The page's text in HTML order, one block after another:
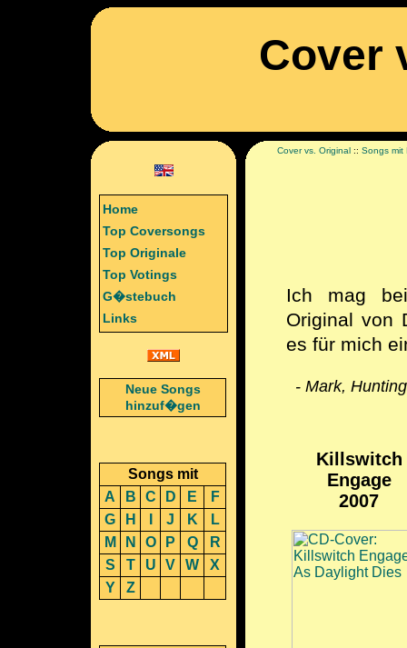
Cover
Cover vs. Original :: Songs mit
Ich mag
Original von
es für mich
- Mark,
Killswitch
Engage
2007
Home
Top Coversongs
Top Originale
Top Votings
G�stebuch
Links
Neue Songs
hinzuf�gen
Songs mit
A
B C D E
F
G
H J K
L
M
N O P Q
R
S
T U V W
X
Y
Z